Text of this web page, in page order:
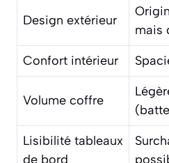
Design extérieur
mais
Confort intérieur
Volume coffre
Lisibilité tableaux
de bord